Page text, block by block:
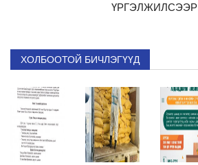
ҮРГЭЛЖИЛСЭЭР
ХОЛБООТОЙ БИЧЛЭГҮҮД